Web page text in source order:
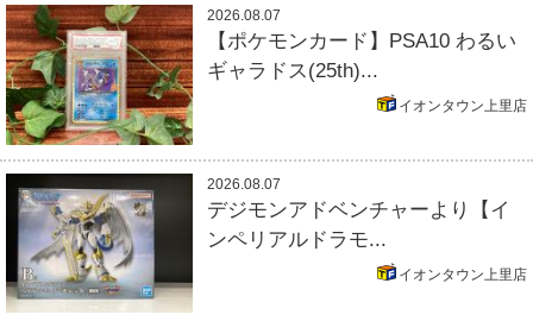
2026.08.07
【ポケモンカード】PSA10 わるい
ギャラドス(25th)...
イオンタウン上里店
2026.08.07
デジモンアドベンチャーより【イ
ンペリアルドラモ...
イオンタウン上里店